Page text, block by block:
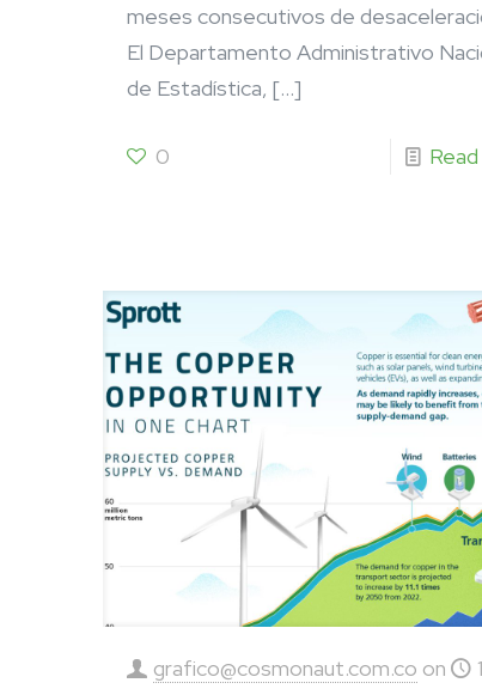
meses consecutivos de
El Departamento Administrativo
de Estadística, […]
0
grafico@cosmonaut.com.co on